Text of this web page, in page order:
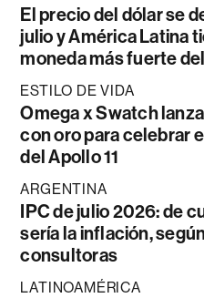
El precio del dólar se
julio y América Latina
moneda más fuerte
ESTILO DE VIDA
Omega x Swatch
con oro para celebrar
del Apollo 11
ARGENTINA
IPC de julio 2026: de
sería la inflación,
consultoras
LATINOAMÉRICA